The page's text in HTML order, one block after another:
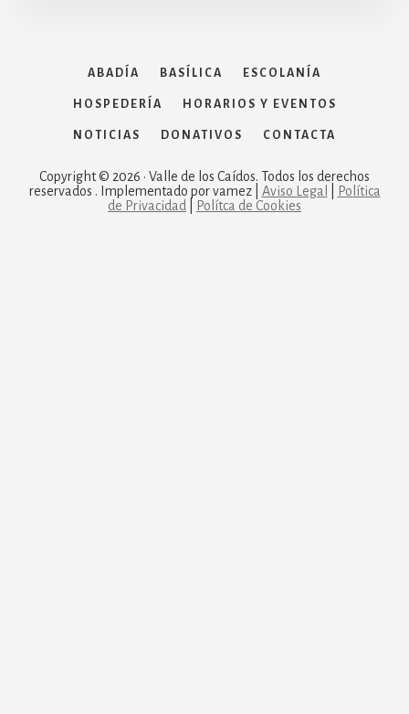
ABADÍA BASÍLICA ESCOLANÍA
HOSPEDERÍA HORARIOS Y EVENTOS
NOTICIAS DONATIVOS CONTACTA
Copyright © 2026 · Valle de los Caídos. Todos los derechos
reservados . Implementado por vamez | Aviso Legal
Política
de Privacidad
Polítca de Cookies